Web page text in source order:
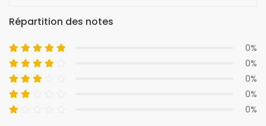
Répartition des notes
0%
0%
0%
0%
0%